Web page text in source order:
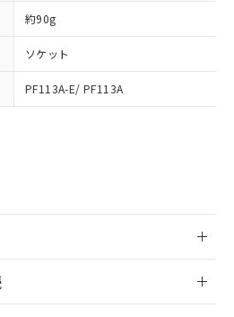
約90g
ソケット
PF113A-E/ PF113A
の共同利用者が、当社の製
スに関するお客様との取
必要な範囲で利用すること
ださい。
利用者とは、"個人情報
関して"
の「1.共同利
書をダウンロードするこ
物質）の非含有証明書
明書（当社基準）
が混在することから備考
ておりました。
、特段のことがない限
より割愛しておりま